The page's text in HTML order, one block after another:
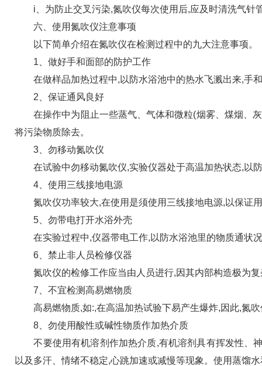
i、为防止交叉污染,氮吹仪每次使用后,应及时清洗气针
六、使用氮吹仪注意事项
以下简单介绍在氮吹仪在检测过程中的九大注意事项。
1、做好手和面部的防护工作
在做样品加热过程中,以防水浴池中的热水飞溅出来,手
2、保证通风良好
在操作中为阻止一些蒸气、气体和微粒(烟雾、煤烟、灰
将污染物质除去。
3、勿移动氮吹仪
在试验中勿移动氮吹仪,实验仪器处于高温加热状态,以
4、使用三线接地电源
氮吹仪功率较大,在使用是须使用三线接地电源,以保证
5、勿带电打开水浴外壳
在实验过程中,仪器带电工作,以防水浴池里的物质通状
6、禁止非人员检修仪器
氮吹仪的检修工作应当由人员进行,因其内部构造极为复
7、不宜检测高易燃物质
高易燃物质,如:,在高温加热试验下易产生爆炸,因此,氮吹
8、勿使用酸性或碱性物质作加热介质
不要使用有机溶剂作加热介质,有机溶剂具有挥发性、神
以及多汗、情绪不稳定,心跳加速或减慢等现象。使用蒸馏